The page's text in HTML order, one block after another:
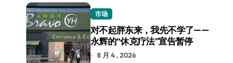
市场
对不起胖东来，我先不学了——
永辉的“休克疗法”宣告暂停
8 月 4 , 2026